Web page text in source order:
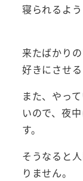
寝られるよう
来たばかり
好きにさせ
また、やっ
いので、夜
す。
そうなると
りません。